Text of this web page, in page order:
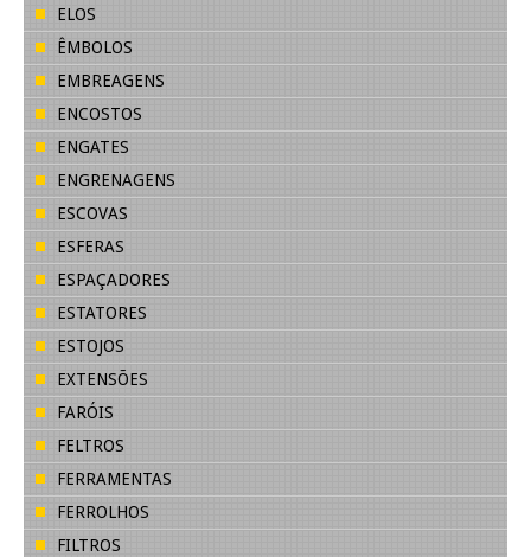
ELOS
ÊMBOLOS
EMBREAGENS
ENCOSTOS
ENGATES
ENGRENAGENS
ESCOVAS
ESFERAS
ESPAÇADORES
ESTATORES
ESTOJOS
EXTENSÕES
FARÓIS
FELTROS
FERRAMENTAS
FERROLHOS
FILTROS